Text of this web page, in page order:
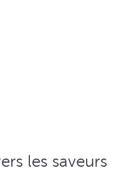
les saveurs